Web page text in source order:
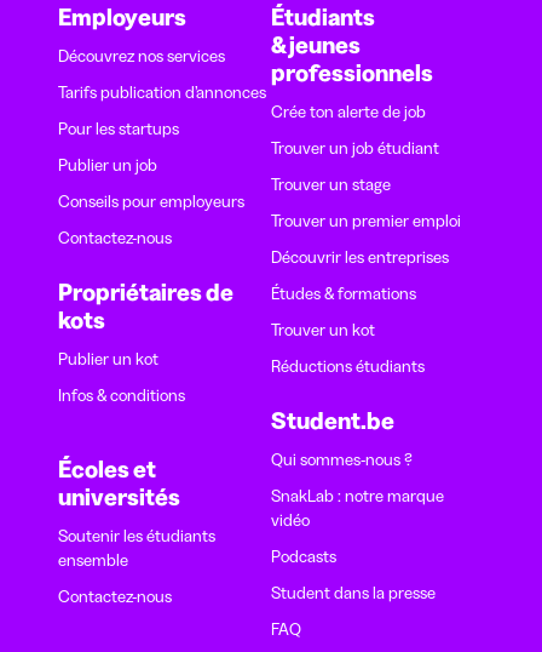
Employeurs
Découvrez nos services
Tarifs publication d’annonces
Pour les startups
Publier un job
Conseils pour employeurs
Contactez-nous
Propriétaires de
kots
Publier un kot
Infos & conditions
Écoles et
universités
Soutenir les étudiants
ensemble
Contactez-nous
Étudiants
& jeunes
professionnels
Crée ton alerte de job
Trouver un job étudiant
Trouver un stage
Trouver un premier emploi
Découvrir les entreprises
Études & formations
Trouver un kot
Réductions étudiants
Student.be
Qui sommes-nous ?
SnakLab : notre marque
vidéo
Podcasts
Student dans la presse
FAQ